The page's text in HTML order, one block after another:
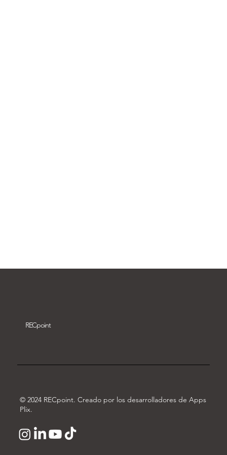
RECpoint
© 2024 RECpoint. Creado por los desarrolladores de Apps
Plix.